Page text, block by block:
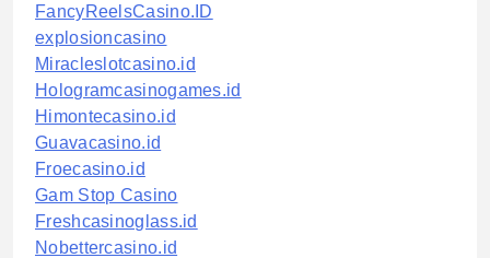
FancyReelsCasino.ID
explosioncasino
Miracleslotcasino.id
Hologramcasinogames.id
Himontecasino.id
Guavacasino.id
Froecasino.id
Gam Stop Casino
Freshcasinoglass.id
Nobettercasino.id